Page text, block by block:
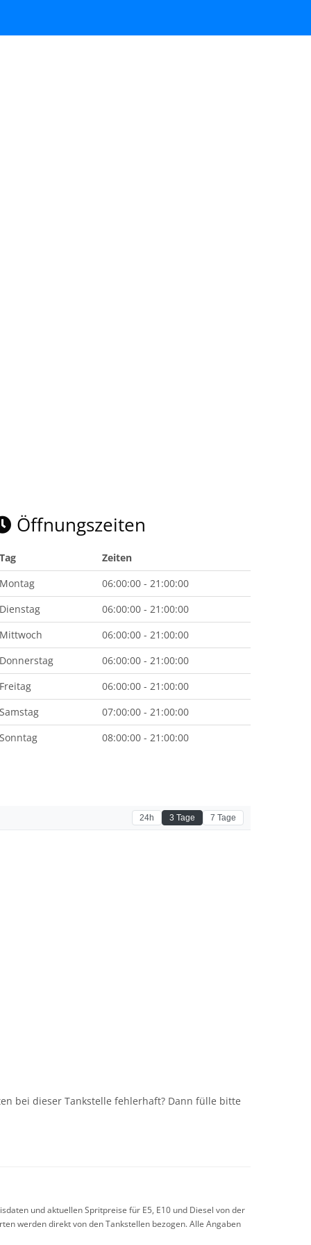
Öffnungszeiten
Tag
Zeiten
Montag
06:00:00 - 21:00:00
Dienstag
06:00:00 - 21:00:00
Mittwoch
06:00:00 - 21:00:00
Donnerstag
06:00:00 - 21:00:00
Freitag
06:00:00 - 21:00:00
Samstag
07:00:00 - 21:00:00
Sonntag
08:00:00 - 21:00:00
bei dieser Tankstelle fehlerhaft? Dann fülle bitte
und aktuellen Spritpreise für E5, E10 und Diesel von der
werden direkt von den Tankstellen bezogen. Alle Angaben